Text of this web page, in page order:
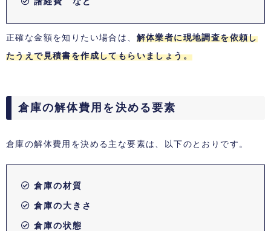
正確な金額を知りたい場合は、 解体業者に現地調査を依頼し
たうえで見積書を作成してもらいましょう。
倉庫の解体費用を決める要素
倉庫の解体費用を決める主な要素は、以下のとおりです。
倉庫の材質
倉庫の大きさ
倉庫の状態